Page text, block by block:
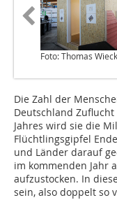
Foto: Thomas
Die Zahl der
Deutschland
Jahres wird sie die
Flüchtlingsgipfel
und Länder darauf
im kommenden Jahr
aufzustocken. In
sein, also doppelt so